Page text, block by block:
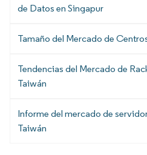
de Datos en Singapur
Tamaño del Mercado de
Tendencias del Mercado de
Taiwán
Informe del mercado de
Taiwán